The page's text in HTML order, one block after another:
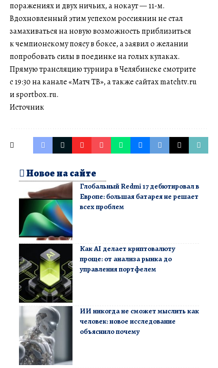
поражениях и двух ничьих, а нокаут — 11-м.
Вдохновленный этим успехом россиянин не стал
замахиваться на новую возможность приблизиться
к чемпионскому поясу в боксе, а заявил о желании
попробовать силы в поединке на голых кулаках.
Прямую трансляцию турнира в Челябинске смотрите
с 19:30 на канале «Матч ТВ», а также сайтах matchtv.ru
и sportbox.ru.
Источник
Новое на сайте
Глобальный Redmi 17 дебютировал в
Европе: большая батарея не решает
всех проблем
Как AI делает криптовалюту
проще: от анализа рынка до
управления портфелем
ИИ никогда не сможет мыслить как
человек: новое исследование
объяснило почему